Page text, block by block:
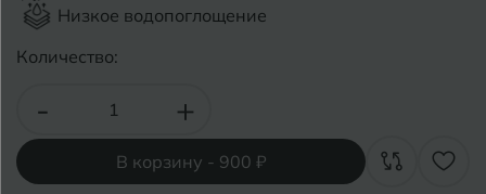
Низкое водопоглощение
Количество:
- +
В корзину - 900 ₽
Смоленск
Сосновый Бор